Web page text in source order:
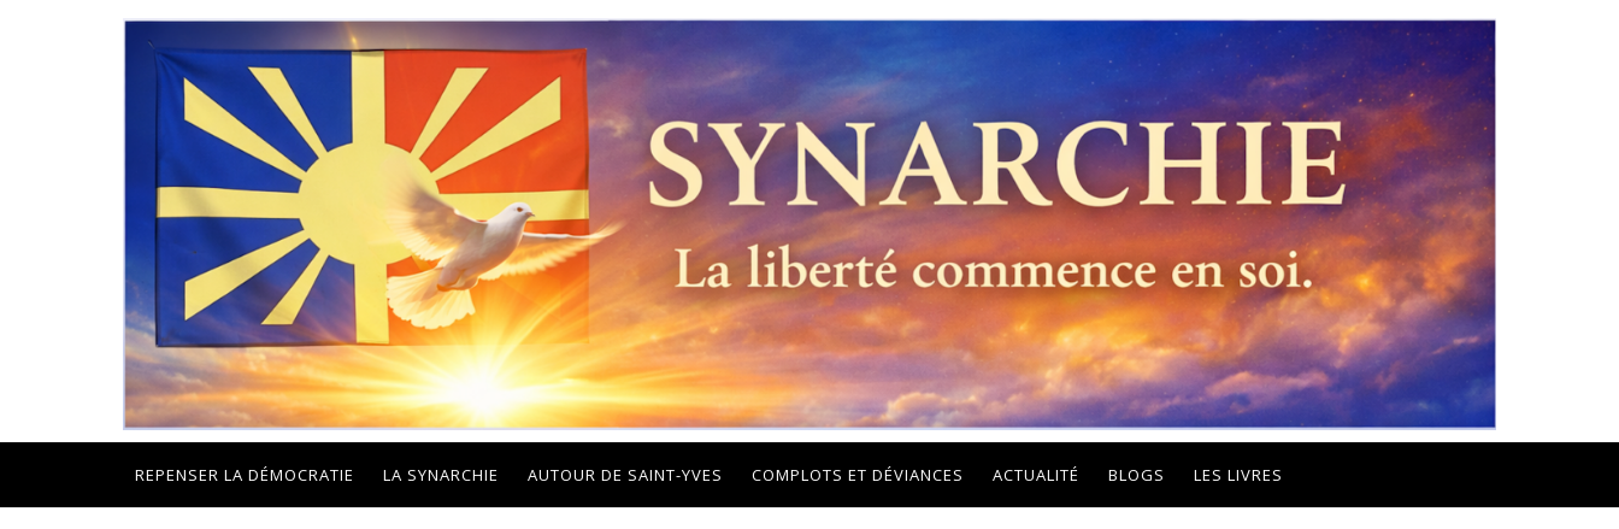
REPENSER LA DÉMOCRATIE LA SYNARCHIE AUTOUR DE SAINT-YVES COMPLOTS ET DÉVIANCES ACTUALITÉ BLOGS LES LIVRES